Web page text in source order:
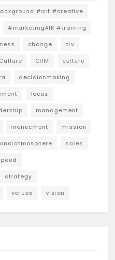
#art #creative
#marketingAIR #training
change clv
CRM culture
decisionmaking
focus
management
menecment mission
sales
strategy
values vision